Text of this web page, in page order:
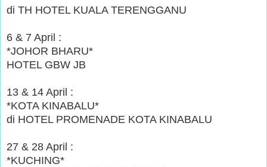
di TH HOTEL KUALA TERENGGANU
6 & 7 April :
*JOHOR BHARU*
HOTEL GBW JB
13 & 14 April :
*KOTA KINABALU*
di HOTEL PROMENADE KOTA KINABALU
27 & 28 April :
*KUCHING*